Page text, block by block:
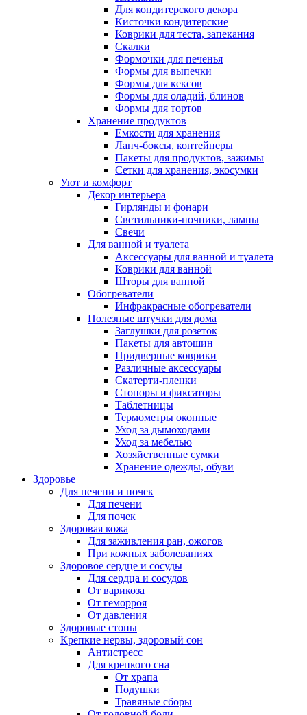
Для кондитерского декора
Кисточки кондитерские
Коврики для теста, запекания
Скалки
Формочки для печенья
Формы для выпечки
Формы для кексов
Формы для оладий, блинов
Формы для тортов
Хранение продуктов
Емкости для хранения
Ланч-боксы, контейнеры
Пакеты для продуктов, зажимы
Сетки для хранения, экосумки
Уют и комфорт
Декор интерьера
Гирлянды и фонари
Светильники-ночники, лампы
Свечи
Для ванной и туалета
Аксессуары для ванной и туалета
Коврики для ванной
Шторы для ванной
Обогреватели
Инфракрасные обогреватели
Полезные штучки для дома
Заглушки для розеток
Пакеты для автошин
Придверные коврики
Различные аксессуары
Скатерти-пленки
Стопоры и фиксаторы
Таблетницы
Термометры оконные
Уход за дымоходами
Уход за мебелью
Хозяйственные сумки
Хранение одежды, обуви
Здоровье
Для печени и почек
Для печени
Для почек
Здоровая кожа
Для заживления ран, ожогов
При кожных заболеваниях
Здоровое сердце и сосуды
Для сердца и сосудов
От варикоза
От геморроя
От давления
Здоровые стопы
Крепкие нервы, здоровый сон
Антистресс
Для крепкого сна
От храпа
Подушки
Травяные сборы